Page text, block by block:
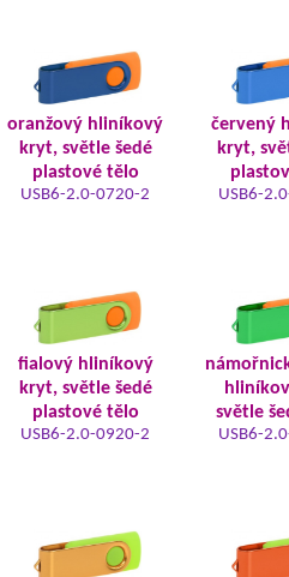
oranžový hliníkový
kryt, světle šedé
plastové tělo
USB6-2.0-0720-2
červený
kryt,
USB6-
fialový hliníkový
kryt, světle šedé
plastové tělo
USB6-2.0-0920-2
světle
USB6-